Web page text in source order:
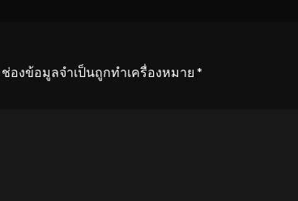
ช่องข้อมูลจำเป็นถูกทำเครื่องหมาย *